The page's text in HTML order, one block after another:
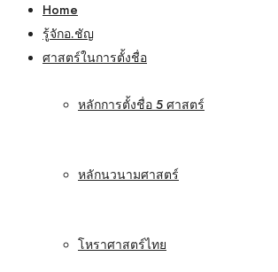
Home
รู้จักอ.ชัญ
ศาสตร์ในการตั้งชื่อ
หลักการตั้งชื่อ 5 ศาสตร์
หลักนวนามศาสตร์
โหราศาสตร์ไทย